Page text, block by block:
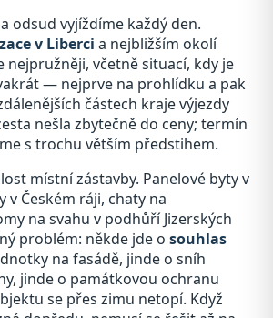
odsud vyjíždíme každý den.
v Liberci a nejbližším okolí
nejpružněji, včetně situací, kdy je
— nejprve na prohlídku a pak
částech kraje výjezdy
nešla zbytečně do ceny; termín
s trochu větším předstihem.
místní zástavby. Panelové byty v
v Českém ráji, chaty na
na svahu v podhůří Jizerských
problém: někde jde o souhlas
na fasádě, jinde o sníh
jinde o památkovou ochranu
se přes zimu netopí. Když